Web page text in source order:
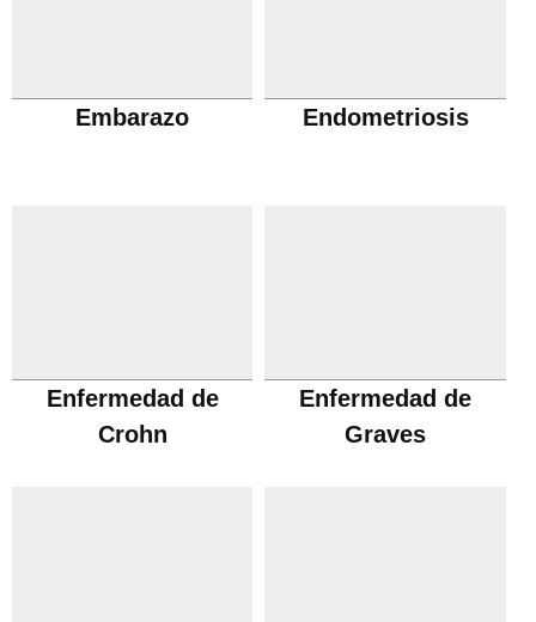
Embarazo Endometriosis
Enfermedad de
Crohn
Enfermedad de
Graves